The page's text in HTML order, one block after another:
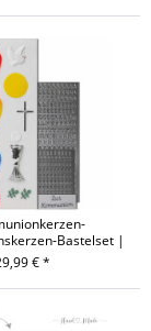
Bastelset |
Silber
€ *